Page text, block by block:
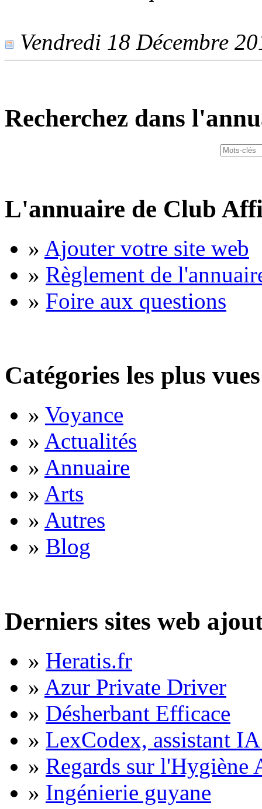
Vendredi 18 Décembre
Recherchez dans
L'annuaire de Club
» Ajouter votre site web
» Règlement de
» Foire aux questions
Catégories les plus vues
» Voyance
» Actualités
» Annuaire
» Arts
» Autres
» Blog
Derniers sites web
» Heratis.fr
» Azur Private Driver
» Désherbant Efficace
» LexCodex, assistant
» Regards sur l'Hygiène
» Ingénierie guyane